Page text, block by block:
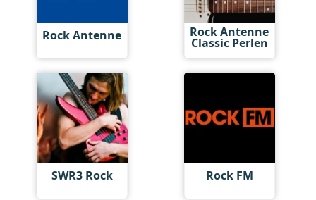
Rock Antenne Rock Antenne
Classic Perlen
SWR3 Rock Rock FM